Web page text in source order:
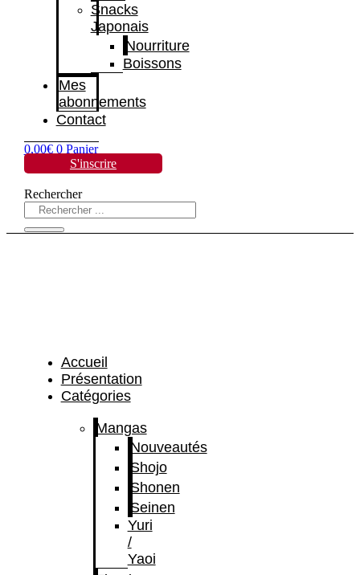
Snacks
Japonais
Nourriture
Boissons
Mes
abonnements
Contact
0,00€ 0 Panier
S'inscrire
Rechercher
Accueil
Présentation
Catégories
Mangas
Nouveautés
Shojo
Shonen
Seinen
Yuri
/
Yaoi